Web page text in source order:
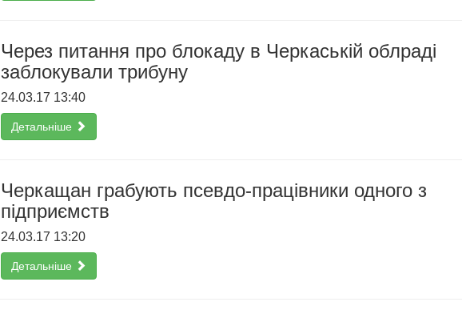
Через питання про блокаду в Черкаській облраді
заблокували трибуну
24.03.17 13:40
Детальніше
Черкащан грабують псевдо-працівники одного з
підприємств
24.03.17 13:20
Детальніше